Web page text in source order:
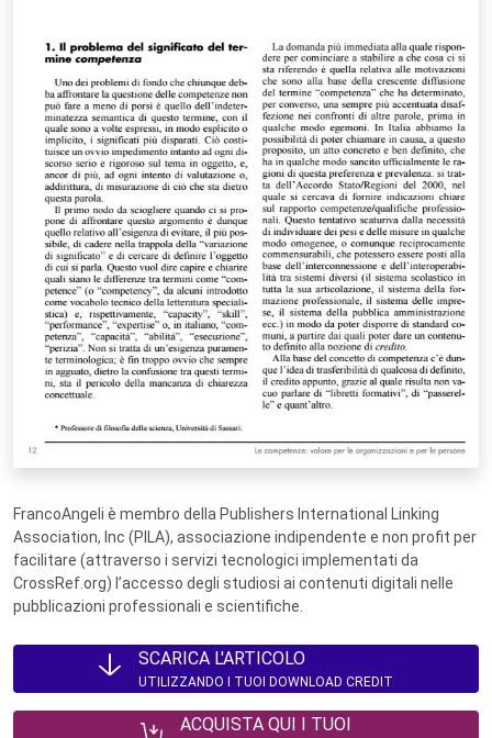
FrancoAngeli è membro della Publishers International Linking
Association, Inc (PILA), associazione indipendente e non profit per
facilitare (attraverso i servizi tecnologici implementati da
CrossRef.org) l’accesso degli studiosi ai contenuti digitali nelle
pubblicazioni professionali e scientifiche.
SCARICA L'ARTICOLO
UTILIZZANDO I TUOI DOWNLOAD CREDIT
ACQUISTA QUI I TUOI